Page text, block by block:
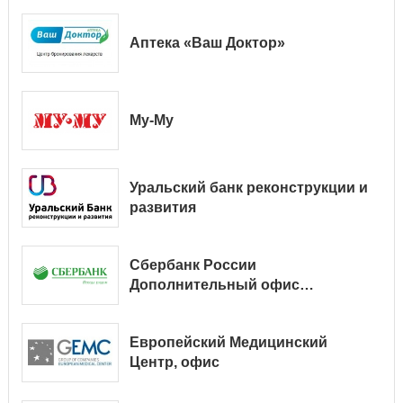
Аптека «Ваш Доктор»
Му-Му
Уральский банк реконструкции и
развития
Сбербанк России
Дополнительный офис
Европейский Медицинский
Центр, офис